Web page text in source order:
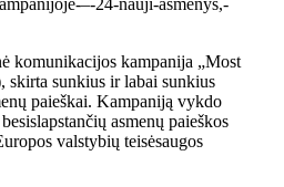
komunikacijos kampanija „Most
skirta sunkius ir labai sunkius
paieškai. Kampaniją vykdo
asmenų paieškos
valstybių teisėsaugos